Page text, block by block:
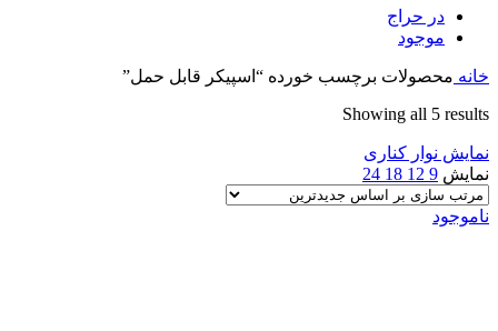
در حراج
موجود
خانه محصولات برچسب خورده “اسپیکر قابل حمل”
Showing all 5 results
نمایش نوار کناری
نمایش 9
12
18
24
ناموجود